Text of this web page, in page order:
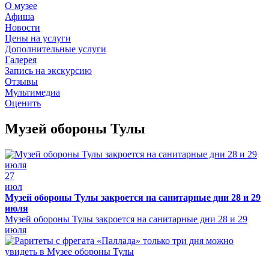
О музее
Афиша
Новости
Цены на услуги
Дополнительные услуги
Галерея
Запись на экскурсию
Отзывы
Мультимедиа
Оценить
Музей обороны Тулы
27
июл
Музей обороны Тулы закроется на санитарные дни 28 и 29
июля
Музей обороны Тулы закроется на санитарные дни 28 и 29
июля